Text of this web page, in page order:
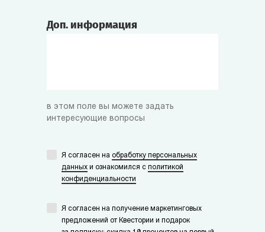
Доп. информация
в этом поле вы можете задать
интересующие вопросы
Я согласен на обработку персональных
данных и ознакомился с политикой
конфиденциальности
Я согласен на получение маркетинговых
предложений от Квестории и подарок